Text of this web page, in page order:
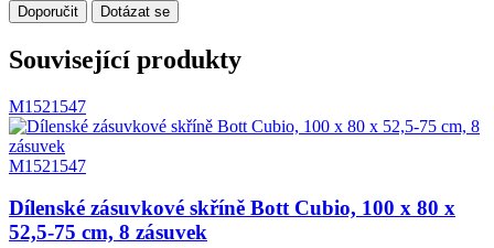
Doporučit Dotázat se
Související produkty
M1521547
M1521547
Dílenské zásuvkové skříně Bott Cubio, 100 x 80 x
52,5-75 cm, 8 zásuvek